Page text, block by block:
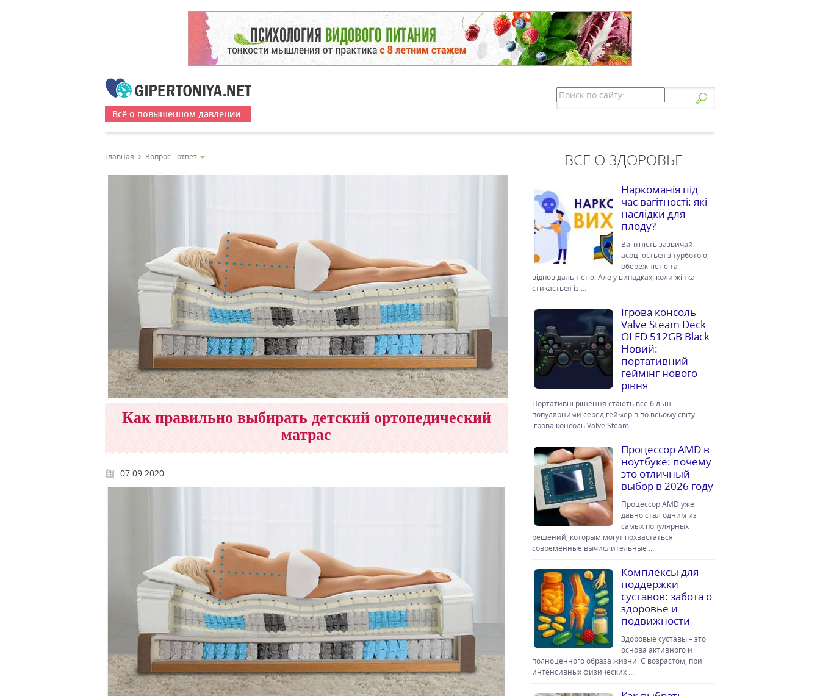
Всё о повышенном давлении
Главная Вопрос - ответ
Как правильно выбирать детский ортопедический
матрас
07.09.2020
ВСЕ О ЗДОРОВЬЕ
Наркоманія під
час вагітності: які
наслідки для
плоду?
Вагітність зазвичай
асоціюється з турботою,
обережністю та
відповідальністю. Але у випадках, коли жінка
стикається із …
Ігрова консоль
Valve Steam Deck
OLED 512GB Black
Новий:
портативний
геймінг нового
рівня
Портативні рішення стають все більш
популярними серед геймерів по всьому світу.
ігрова консоль Valve Steam …
Процессор AMD в
ноутбуке: почему
это отличный
выбор в 2026 году
Процессор AMD уже
давно стал одним из
самых популярных
решений, которым могут похвастаться
современные вычислительные …
Комплексы для
поддержки
суставов: забота о
здоровье и
подвижности
Здоровые суставы – это
основа активного и
полноценного образа жизни. С возрастом, при
интенсивных физических …